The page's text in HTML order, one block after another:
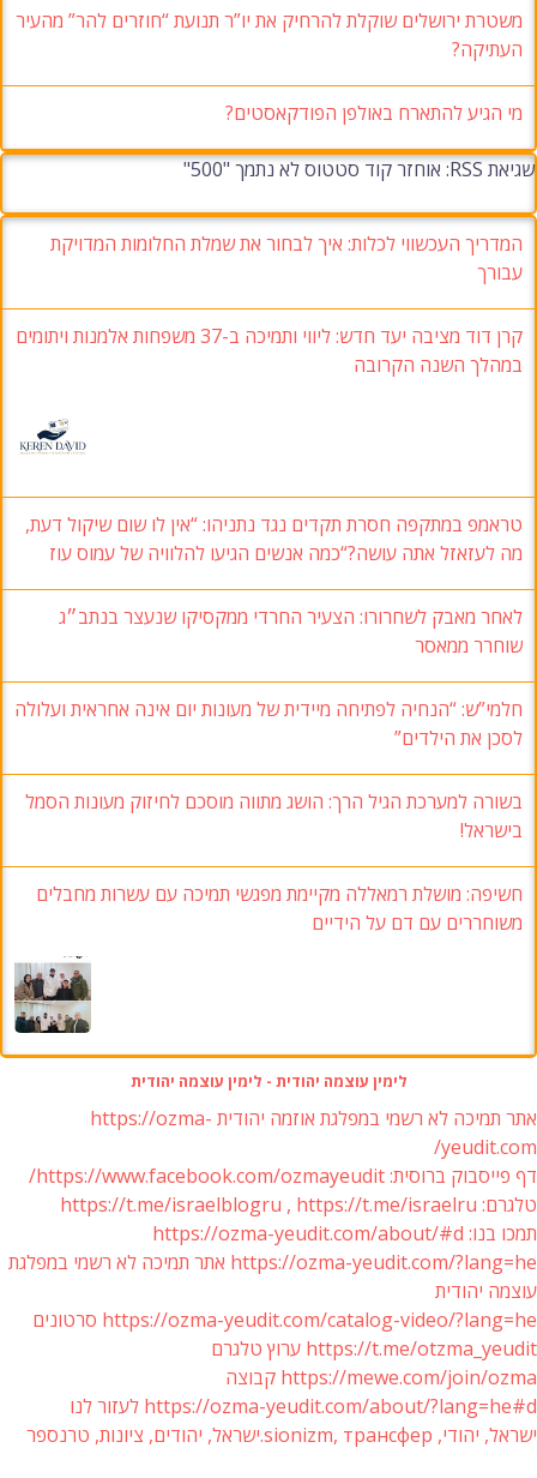
משטרת ירושלים שוקלת להרחיק את יו”ר תנועת “חוזרים להר” מהעיר
העתיקה?
מי הגיע להתארח באולפן הפודקאסטים?
שגיאת RSS: אוחזר קוד סטטוס לא נתמך "500"
המדריך העכשווי לכלות: איך לבחור את שמלת החלומות המדויקת
עבורך
קרן דוד מציבה יעד חדש: ליווי ותמיכה ב-37 משפחות אלמנות ויתומים
במהלך השנה הקרובה
טראמפ במתקפה חסרת תקדים נגד נתניהו: “אין לו שום שיקול דעת,
מה לעזאזל אתה עושה?“כמה אנשים הגיעו להלוויה של עמוס עוז
לאחר מאבק לשחרורו: הצעיר החרדי ממקסיקו שנעצר בנתב״ג
שוחרר ממאסר
חלמי”ש: “הנחיה לפתיחה מיידית של מעונות יום אינה אחראית ועלולה
לסכן את הילדים”
בשורה למערכת הגיל הרך: הושג מתווה מוסכם לחיזוק מעונות הסמל
בישראל!
חשיפה: מושלת רמאללה מקיימת מפגשי תמיכה עם עשרות מחבלים
משוחררים עם דם על הידיים
לימין עוצמה יהודית - לימין עוצמה יהודית
אתר תמיכה לא רשמי במפלגת אוזמה יהודית https://ozma-
yeudit.com/
דף פייסבוק ברוסית: https://www.facebook.com/ozmayeudit/
טלגרם: https://t.me/israelblogru , https://t.me/israelru
תמכו בנו: https://ozma-yeudit.com/about/#d
https://ozma-yeudit.com/?lang=he אתר תמיכה לא רשמי במפלגת
עוצמה יהודית
https://ozma-yeudit.com/catalog-video/?lang=he סרטונים
https://t.me/otzma_yeudit ערוץ טלגרם
https://mewe.com/join/ozma קבוצה
https://ozma-yeudit.com/about/?lang=he#d לעזור לנו
ישראל, יהודי, sionizm, трансфер.ישראל, יהודים, ציונות, טרנספר